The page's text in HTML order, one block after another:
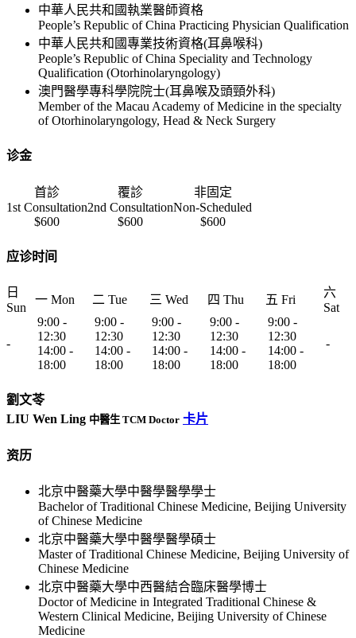
中華人民共和國執業醫師資格
People’s Republic of China Practicing Physician Qualification
中華人民共和國專業技術資格(耳鼻喉科)
People’s Republic of China Speciality and Technology
Qualification (Otorhinolaryngology)
澳門醫學專科學院院士(耳鼻喉及頭頸外科)
Member of the Macau Academy of Medicine in the specialty
of Otorhinolaryngology, Head & Neck Surgery
诊金
首診
1st Consultation
覆診
2nd Consultation
非固定
Non-Scheduled
$600
$600 $600
应诊时间
日
Sun
一 Mon 二 Tue 三 Wed 四 Thu 五 Fri
六
Sat
-
9:00 -
12:30
14:00 -
18:00
9:00 -
12:30
14:00 -
18:00
9:00 -
12:30
14:00 -
18:00
9:00 -
12:30
14:00 -
18:00
9:00 -
12:30
14:00 -
18:00
-
劉文苓
LIU Wen Ling 中醫生 TCM Doctor 卡片
资历
北京中醫藥大學中醫學醫學學士
Bachelor of Traditional Chinese Medicine, Beijing University
of Chinese Medicine
北京中醫藥大學中醫學醫學碩士
Master of Traditional Chinese Medicine, Beijing University of
Chinese Medicine
北京中醫藥大學中西醫結合臨床醫學博士
Doctor of Medicine in Integrated Traditional Chinese &
Western Clinical Medicine, Beijing University of Chinese
Medicine